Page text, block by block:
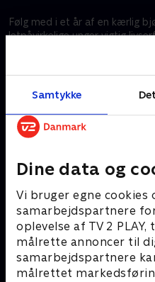
Samtykke
Dine data og
Vi bruger egne cookies
samarbejdspartnere
oplevelse af TV 2
målrette annoncer til
samarbejdspartnere
målrettet
Følg med i et år af en kærlig
letpåvirkelige unger vigtig
vinterhi, møder de en kold og
Mere indhold fra